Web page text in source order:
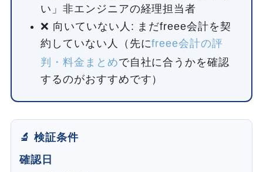
い」非エンジニアの経理担当者
❌ 向いていない人: まだfreee会計を契
約していない人（先にfreee会計の評
判・料金まとめで自社に合うかを確認
するのがおすすめです）
🔬 検証条件
確認日